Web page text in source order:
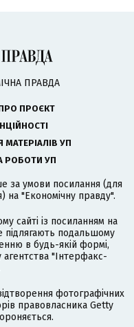
ПРАВДА
ПРОЄКТ
УП
РОБОТИ УП
за умови посилання (для
на "Економічну правду".
сайті із посиланням на
підлягають подальшому
в будь-якій формі,
"Інтерфакс-
фотографічних
правовласника Getty